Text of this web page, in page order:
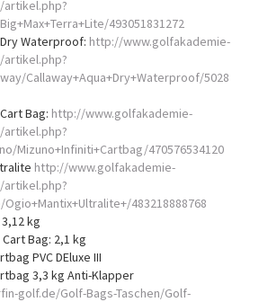
493051831272
Waterproof: http://www.golfakademie-
Callaway+Aqua+Dry+Waterproof/5028
Bag: http://www.golfakademie-
Mizuno+Infiniti+Cartbag/470576534120
http://www.golfakademie-
483218888768
kg
Bag: 2,1 kg
PVC DEluxe III
3,3 kg Anti-Klapper
golf.de/Golf-Bags-Taschen/Golf-